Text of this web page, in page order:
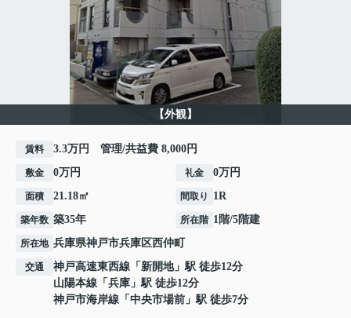
【外観】
賃料 3.3万円 管理/共益費 8,000円
敷金 0万円 礼金 0万円
面積 21.18㎡ 間取り 1R
築年数 築35年 所在階 1階/5階建
所在地 兵庫県神戸市兵庫区西仲町
交通 神戸高速東西線 「 新開地」駅 徒歩12分
山陽本線 「 兵庫 」駅 徒歩12分
神戸市海岸線 「 中央市場前 」駅 徒歩7分